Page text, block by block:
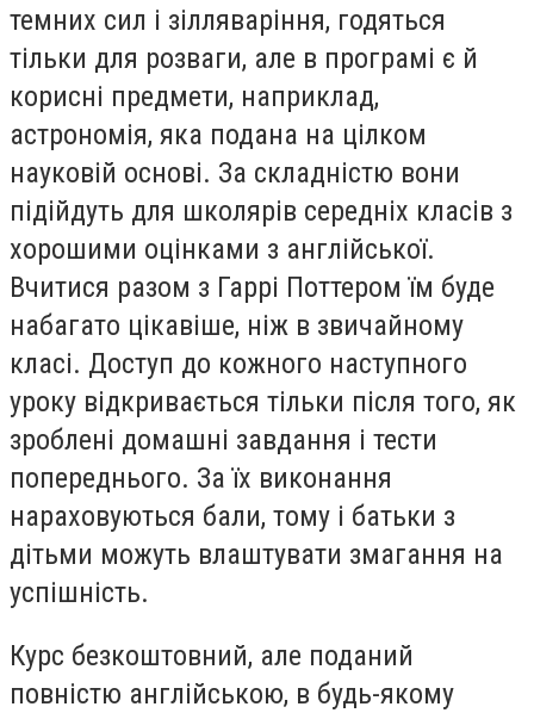
темних сил і зілляваріння, годяться
тільки для розваги, але в програмі є й
корисні предмети, наприклад,
астрономія, яка подана на цілком
науковій основі. За складністю вони
підійдуть для школярів середніх класів з
хорошими оцінками з англійської.
Вчитися разом з Гаррі Поттером їм буде
набагато цікавіше, ніж в звичайному
класі. Доступ до кожного наступного
уроку відкривається тільки після того, як
зроблені домашні завдання і тести
попереднього. За їх виконання
нараховуються бали, тому і батьки з
дітьми можуть влаштувати змагання на
успішність.
Курс безкоштовний, але поданий
повністю англійською, в будь-якому